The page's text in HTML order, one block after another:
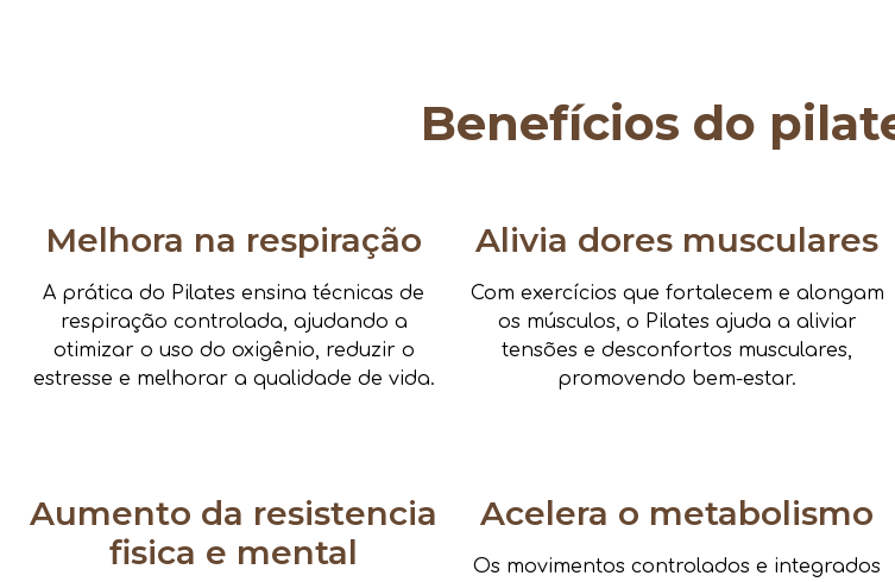
Benefícios do
Melhora na respiração
A prática do Pilates ensina técnicas de
respiração controlada, ajudando a
otimizar o uso do oxigênio, reduzir o
estresse e melhorar a qualidade de vida.
Alivia dores musculares
Com exercícios que fortalecem e alongam
os músculos, o Pilates ajuda a aliviar
tensões e desconfortos musculares,
promovendo bem-estar.
Aumento da resistencia
fisica e mental
Acelera o metabolismo
Os movimentos controlados e integrados